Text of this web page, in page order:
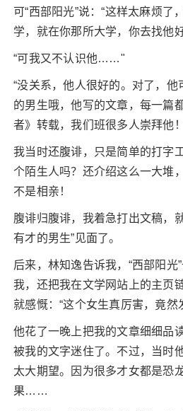
可“西部阳光”说：“这样太麻烦了
学，就在你那所大学，你去找他
“可我又不认识他……"
“没关系，他人很好的。对了，他
的男生哦，他写的文章，每一篇
者》转载，我们班很多人崇拜他
我当时还腹诽，只是简单的打字
个陌生人吗？还介绍这么一大堆
不是相亲！
腹诽归腹诽，我着急打出文稿，
有才的男生”见面了。
后来，林知逸告诉我，“西部阳光
我，还把我在文学网站上的主页
就感慨：“这个女生真厉害，竟然
他花了一晚上把我的文章细细品
被我的文字迷住了。不过，当时
太大期望。因为很多才女都是恐
果……